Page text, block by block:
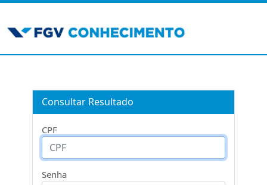
Consultar Resultado
CPF
Senha